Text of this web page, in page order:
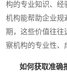
构的专业知识、经
机构能帮助企业规
期，这些价值往往
察机构的专业性、
如何获取准确